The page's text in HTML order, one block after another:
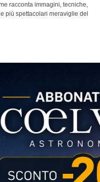
racconta immagini, tecniche,
più spettacolari meraviglie del